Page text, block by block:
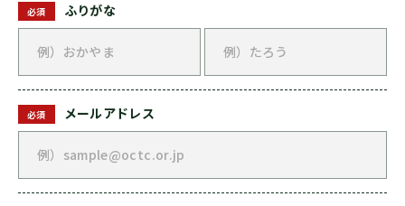
必須 ふりがな
必須 メールアドレス